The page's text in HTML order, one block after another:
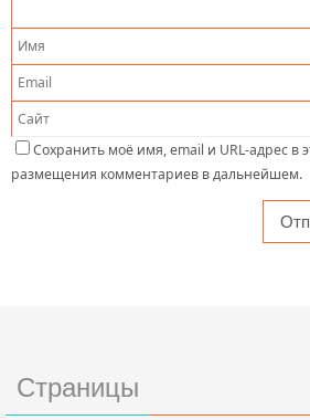
Сохранить моё имя, email и URL-адрес в
размещения комментариев в дальнейшем.
Страницы